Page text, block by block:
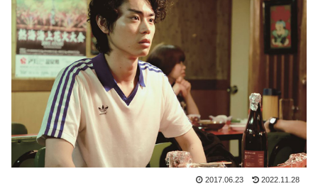
2017.06.23 2022.11.28